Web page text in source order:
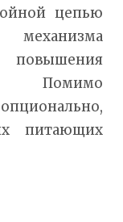
цепью
Помимо
питающих